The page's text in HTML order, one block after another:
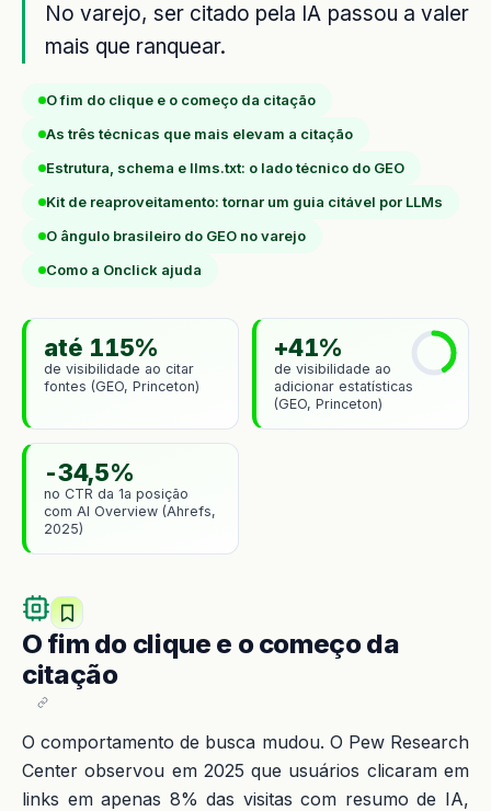
No varejo, ser citado pela IA passou a valer
mais que ranquear.
O fim do clique e o começo da citação
As três técnicas que mais elevam a citação
Estrutura, schema e llms.txt: o lado técnico do GEO
Kit de reaproveitamento: tornar um guia citável por LLMs
O ângulo brasileiro do GEO no varejo
Como a Onclick ajuda
até 115%
de visibilidade ao citar
fontes (GEO, Princeton)
+41%
de visibilidade ao
adicionar estatísticas
(GEO, Princeton)
-34,5%
no CTR da 1a posição
com AI Overview (Ahrefs,
2025)
O fim do clique e o começo da
citação
O comportamento de busca mudou. O Pew Research
Center observou em 2025 que usuários clicaram em
links em apenas 8% das visitas com resumo de IA,